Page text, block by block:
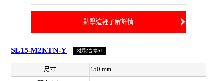
點擊這裡了解詳情
SL15-M2KTN-Y 閃爍信標SL
尺寸
150 mm